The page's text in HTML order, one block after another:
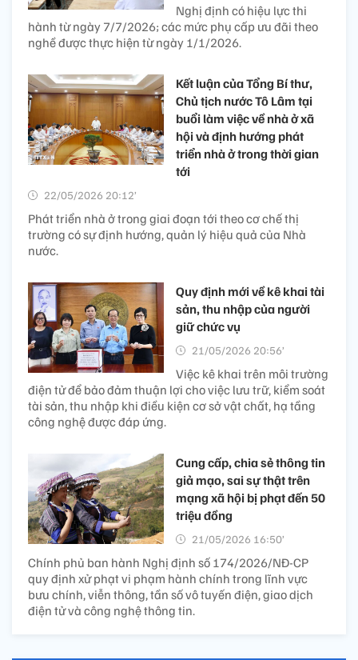
Nghị định có hiệu lực thi
hành từ ngày 7/7/2026; các mức phụ cấp ưu đãi theo
nghề được thực hiện từ ngày 1/1/2026.
Kết luận của Tổng Bí thư,
Chủ tịch nước Tô Lâm tại
buổi làm việc về nhà ở xã
hội và định hướng phát
triển nhà ở trong thời gian
tới
22/05/2026 20:12’
Phát triển nhà ở trong giai đoạn tới theo cơ chế thị
trường có sự định hướng, quản lý hiệu quả của Nhà
nước.
Quy định mới về kê khai tài
sản, thu nhập của người
giữ chức vụ
21/05/2026 20:56’
Việc kê khai trên môi trường
điện tử để bảo đảm thuận lợi cho việc lưu trữ, kiểm soát
tài sản, thu nhập khi điều kiện cơ sở vật chất, hạ tầng
công nghệ được đáp ứng.
Cung cấp, chia sẻ thông tin
giả mạo, sai sự thật trên
mạng xã hội bị phạt đến 50
triệu đồng
21/05/2026 16:50’
Chính phủ ban hành Nghị định số 174/2026/NĐ-CP
quy định xử phạt vi phạm hành chính trong lĩnh vực
bưu chính, viễn thông, tần số vô tuyến điện, giao dịch
điện tử và công nghệ thông tin.